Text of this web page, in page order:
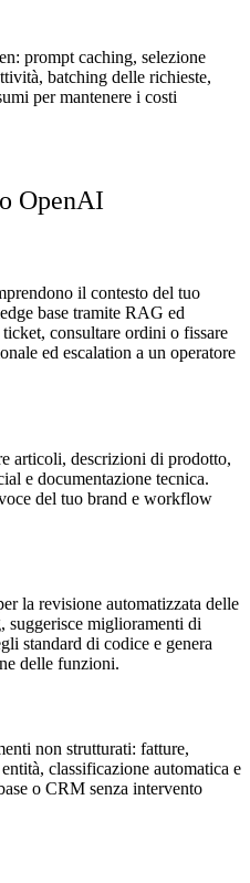
prompt caching, selezione
batching delle richieste,
per mantenere i costi
OpenAI
il contesto del tuo
base tramite RAG ed
consultare ordini o fissare
ed escalation a un operatore
articoli, descrizioni di prodotto,
e documentazione tecnica.
del tuo brand e workflow
la revisione automatizzata delle
suggerisce miglioramenti di
standard di codice e genera
delle funzioni.
non strutturati: fatture,
classificazione automatica e
o CRM senza intervento